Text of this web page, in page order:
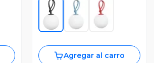
Agregar al carro